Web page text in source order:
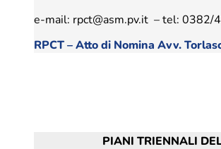
e-mail: rpct@asm.pv.it – tel: 0382/
RPCT – Atto di Nomina Avv.
PIANI TRIENNALI